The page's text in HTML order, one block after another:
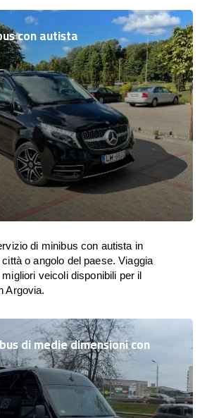
con autista
di minibus con autista in
o angolo del paese. Viaggia
veicoli disponibili per il
Argovia.
di medie dimensioni con